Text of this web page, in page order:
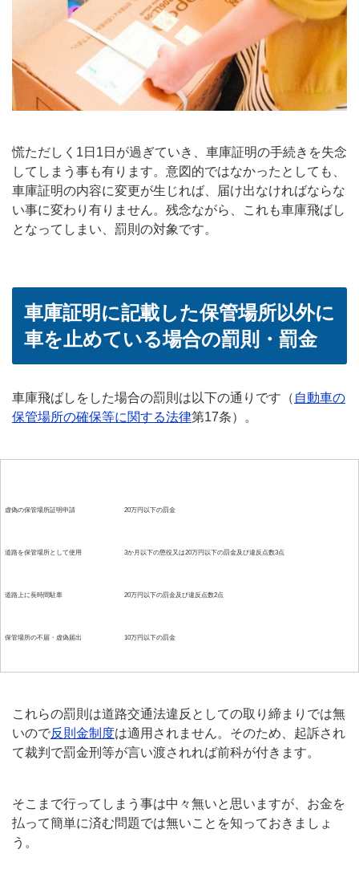
慌ただしく1日1日が過ぎていき、車庫証明の手続きを失念
してしまう事も有ります。意図的ではなかったとしても、
車庫証明の内容に変更が生じれば、届け出なければならな
い事に変わり有りません。残念ながら、これも車庫飛ばし
となってしまい、罰則の対象です。
車庫証明に記載した保管場所以外に
車を止めている場合の罰則・罰金
車庫飛ばしをした場合の罰則は以下の通りです（ 自動車の
保管場所の確保等に関する法律第17条）。
虚偽の保管場所証明申請 20万円以下の罰金
道路を保管場所として使用 3か月以下の懲役又は20万円以下の罰金及び違反点数3点
道路上に長時間駐車 20万円以下の罰金及び違反点数2点
保管場所の不届・虚偽届出 10万円以下の罰金
これらの罰則は道路交通法違反としての取り締まりでは無
いので反則金制度は適用されません。そのため、起訴され
て裁判で罰金刑等が言い渡されれば前科が付きます。
そこまで行ってしまう事は中々無いと思いますが、お金を
払って簡単に済む問題では無いことを知っておきましょ
う。